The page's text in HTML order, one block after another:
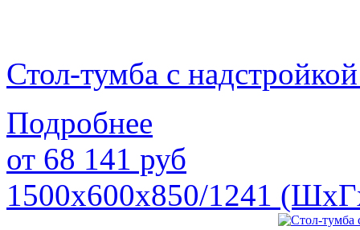
Стол-тумба с
Подробнее
от 68 141 руб
1500х600х850/1241